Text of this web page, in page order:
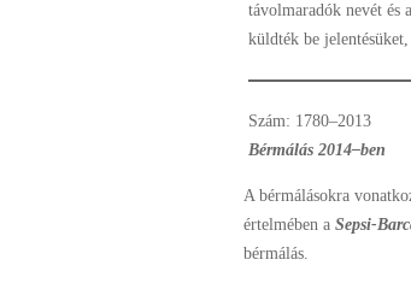
távolmaradók nevét és
küldték be
Szám: 1780–2013
Bérmálás 2014–ben
A bérmálásokra
értelmében a Sepsi-
bérmálás.